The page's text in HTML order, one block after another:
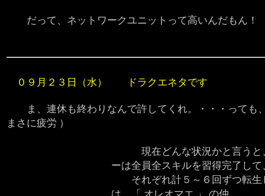
だって、ネットワークユニットって高いんだもん！
０９月２３日（水） ドラクエネタです
ま、連休も終わりなんで許してくれ。・・・っても
まさに疲労 ）
現在どんな状況かと言うと、
ーは全員全スキルを習得完了して
それぞれ計５～６回ずつ転生
は、「 オレオマエ 」 の仲。